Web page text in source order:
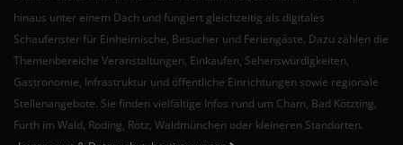
hinaus unter einem Dach und fungiert gleichzeitig als digitales
Schaufenster für Einheimische, Besucher und Feriengäste. Dazu zählen die
Themenbereiche Veranstaltungen, Einkaufen, Sehenswürdigkeiten,
Gastronomie, Infrastruktur und öffentliche Einrichtungen sowie regionale
Stellenangebote. Sie finden vielfältige Infos rund um Cham, Bad Kötzting,
Furth im Wald, Roding, Rötz, Waldmünchen oder kleineren Standorten.